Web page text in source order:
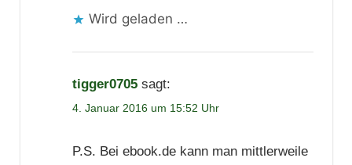
Wird geladen …
tigger0705 sagt:
4. Januar 2016 um 15:52 Uhr
P.S. Bei ebook.de kann man mittlerweile